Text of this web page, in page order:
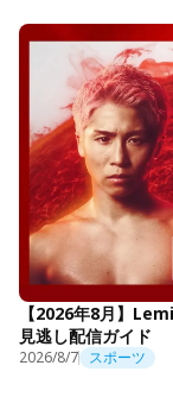
【2026年8月】
見逃し配信ガイド
2026/8/7 スポーツ